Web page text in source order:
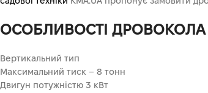
ОСОБЛИВОСТІ ДРОВОКОЛА
Вертикальний тип
Максимальний тиск – 8 тонн
Двигун потужністю 3 кВт